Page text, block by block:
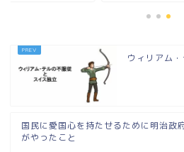
ウィリアム
国民に愛国心を持たせるために明治政
がやったこと